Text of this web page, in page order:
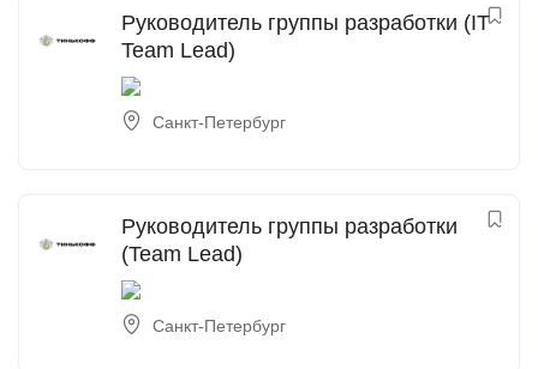
Руководитель группы разработки (IT
Team Lead)
Санкт-Петербург
Руководитель группы разработки
(Team Lead)
Санкт-Петербург